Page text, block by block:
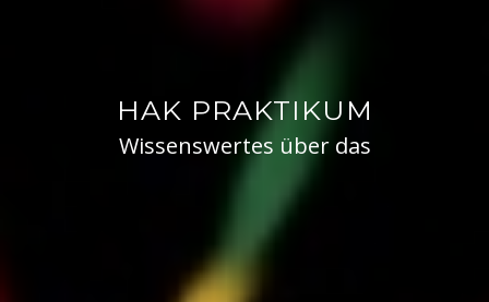
HAK PRAKTIKUM
Wissenswertes über das